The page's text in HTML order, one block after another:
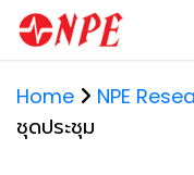
Home NPE
ชุดประชุม